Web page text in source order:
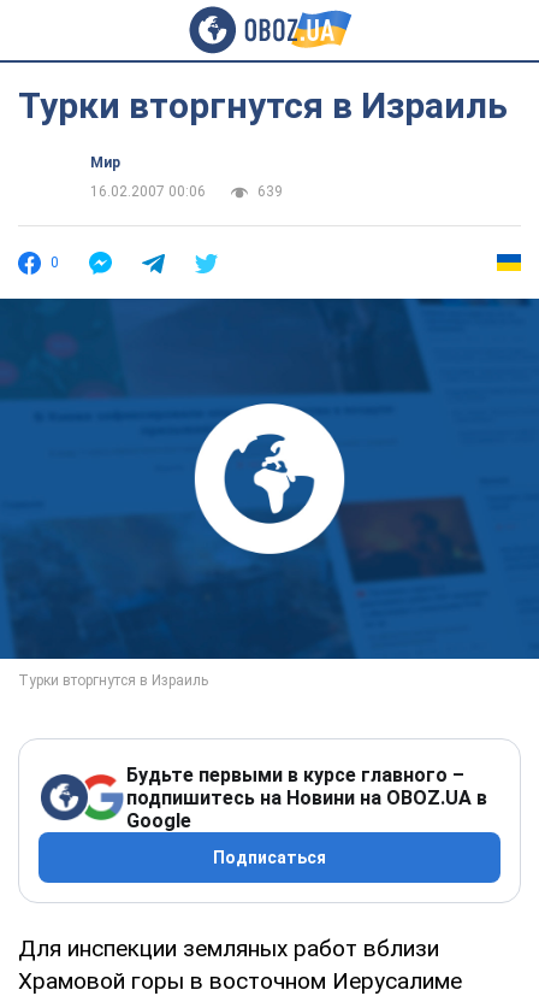
Турки вторгнутся в Израиль
Мир
16.02.2007 00:06
639
0
Будьте первыми в курсе главного –
подпишитесь на Новини на OBOZ.UA в
Google
Подписаться
Для инспекции земляных работ вблизи
Храмовой горы в восточном Иерусалиме